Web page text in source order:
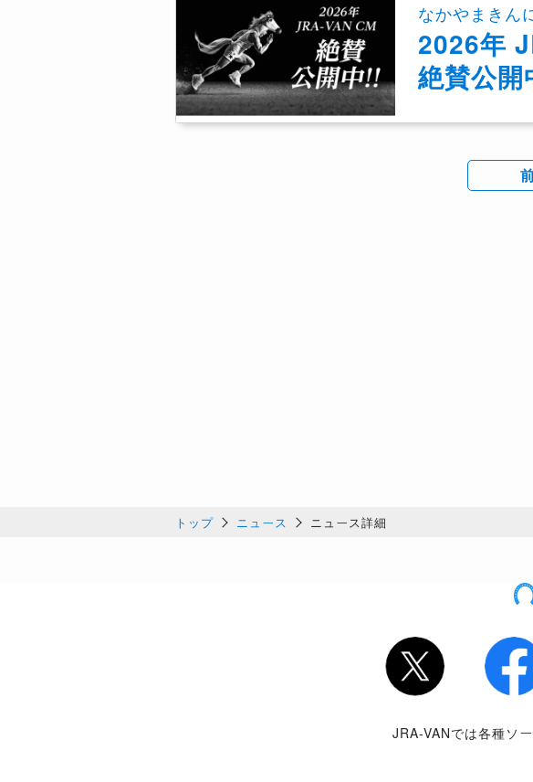
なかやまきん
2026年
絶賛公開
トップ ニュース ニュース詳細
Twitter
JRA-VANでは各種ソ